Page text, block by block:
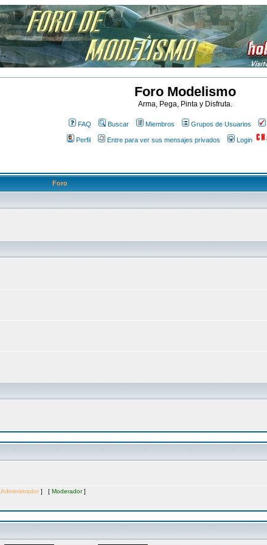
Foro Modelismo
Arma, Pega, Pinta y Disfruta.
FAQ Buscar Miembros Grupos de Usuarios
Perfil Entre para ver sus mensajes privados Login
Foro
Administrador ] [ Moderador]